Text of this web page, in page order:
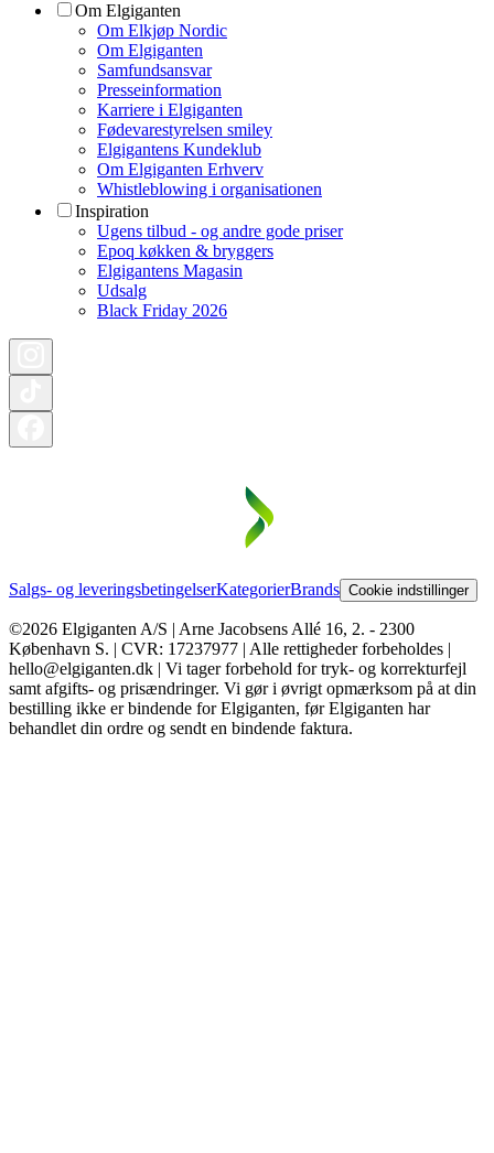
Om Elgiganten
Om Elkjøp Nordic
Om Elgiganten
Samfundsansvar
Presseinformation
Karriere i Elgiganten
Fødevarestyrelsen smiley
Elgigantens Kundeklub
Om Elgiganten Erhverv
Whistleblowing i organisationen
Inspiration
Ugens tilbud - og andre gode priser
Epoq køkken & bryggers
Elgigantens Magasin
Udsalg
Black Friday 2026
Salgs- og leveringsbetingelserKategorierBrands Cookie indstillinger
©2026 Elgiganten A/S | Arne Jacobsens Allé 16, 2. - 2300
København S. | CVR: 17237977 | Alle rettigheder forbeholdes |
hello@elgiganten.dk | Vi tager forbehold for tryk- og korrekturfejl
samt afgifts- og prisændringer. Vi gør i øvrigt opmærksom på at din
bestilling ikke er bindende for Elgiganten, før Elgiganten har
behandlet din ordre og sendt en bindende faktura.